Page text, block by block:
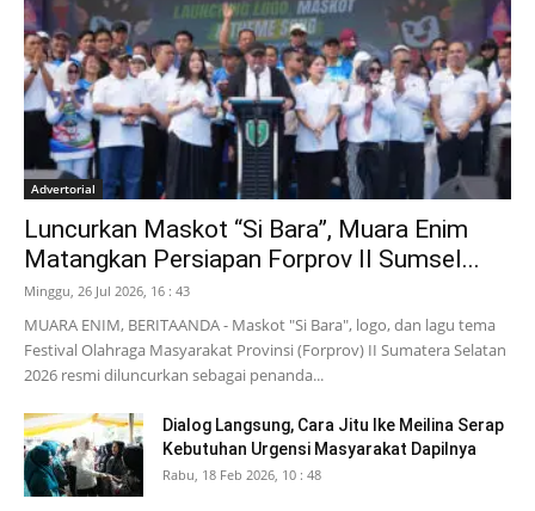
Advertorial
Luncurkan Maskot “Si Bara”, Muara Enim
Matangkan Persiapan Forprov II Sumsel...
Minggu, 26 Jul 2026, 16 : 43
MUARA ENIM, BERITAANDA - Maskot "Si Bara", logo, dan lagu tema
Festival Olahraga Masyarakat Provinsi (Forprov) II Sumatera Selatan
2026 resmi diluncurkan sebagai penanda...
Dialog Langsung, Cara Jitu Ike Meilina Serap
Kebutuhan Urgensi Masyarakat Dapilnya
Rabu, 18 Feb 2026, 10 : 48